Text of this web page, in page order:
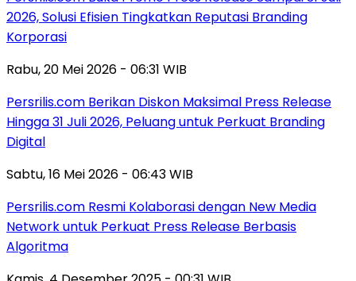
2026, Solusi Efisien Tingkatkan Reputasi Branding
Korporasi
Rabu, 20 Mei 2026 - 06:31 WIB
Persrilis.com Berikan Diskon Maksimal Press Release
Hingga 31 Juli 2026, Peluang untuk Perkuat Branding
Digital
Sabtu, 16 Mei 2026 - 06:43 WIB
Persrilis.com Resmi Kolaborasi dengan New Media
Network untuk Perkuat Press Release Berbasis
Algoritma